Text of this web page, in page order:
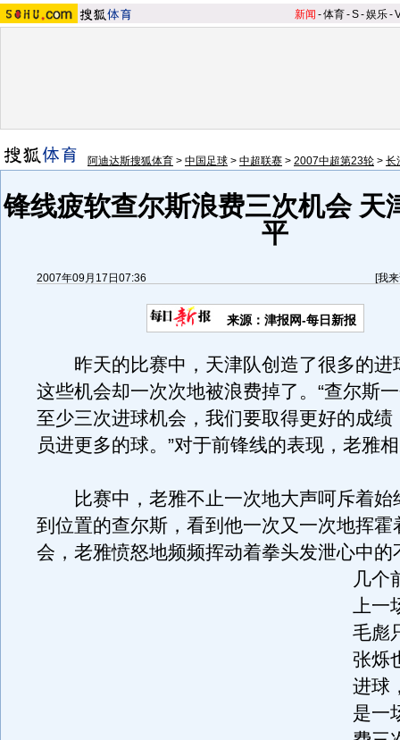
新闻 -体育-S-娱乐-
阿迪达斯搜狐体育 > 中国足球 > 中超联赛 > 2007中超第23轮 > 长
锋线疲软查尔斯浪费三次机会 天
平
2007年09月17日07:36 [我
来源：津报网-每日新报
昨天的比赛中，天津队创造了很多的进
这些机会却一次次地被浪费掉了。“查尔斯
至少三次进球机会，我们要取得更好的成绩
员进更多的球。”对于前锋线的表现，老雅
比赛中，老雅不止一次地大声呵斥着始
到位置的查尔斯，看到他一次又一次地挥霍
会，老雅愤怒地频频挥动着拳头发泄心中的
几个
上一
毛彪
张烁
进球
是一